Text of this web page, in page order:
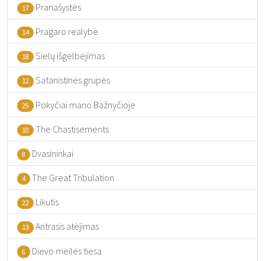
17 Pranašystės
14 Pragaro realybė
18 Sielų išgelbėjimas
12 Satanistinės grupės
25 Pokyčiai mano Bažnyčioje
10 The Chastisements
8 Dvasininkai
4 The Great Tribulation
22 Likutis
13 Antrasis atėjimas
6 Dievo meilės tiesa